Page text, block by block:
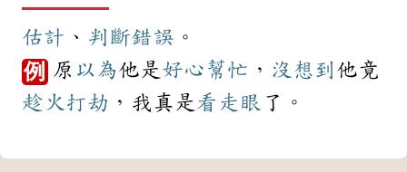
估計 、 判斷錯誤 。
例 原 以為他是 好心 幫忙 ， 沒想到 他竟
趁火打劫 ，我真是 看走眼 了。